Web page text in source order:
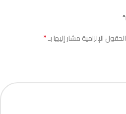
الحقول الإلزامية مشار إليها بـ*